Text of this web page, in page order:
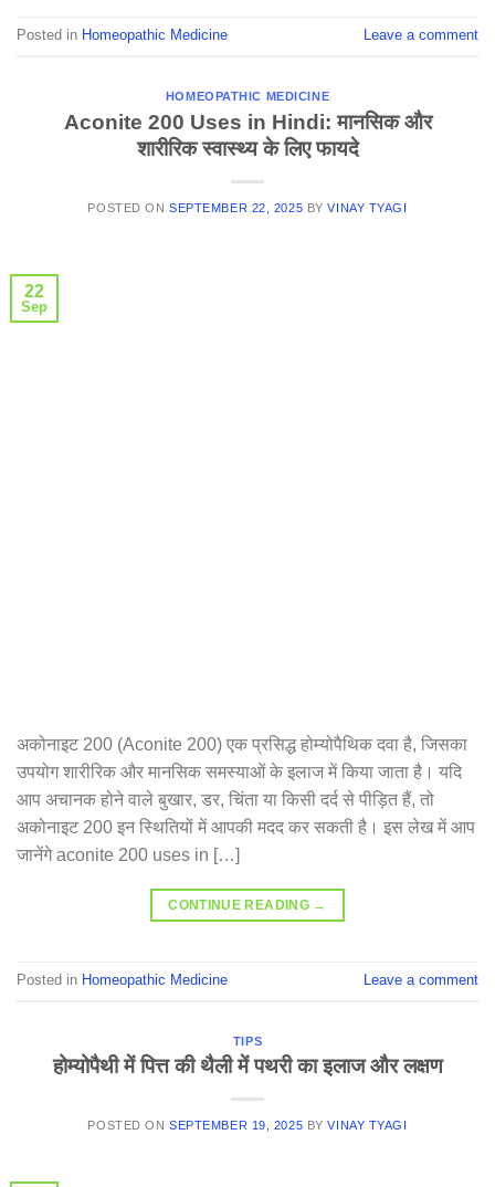
Posted in Homeopathic Medicine Leave a comment
HOMEOPATHIC MEDICINE
Aconite 200 Uses in Hindi: मानसिक और
शारीरिक स्वास्थ्य के लिए फायदे
POSTED ONSEPTEMBER 22, 2025 BYVINAY TYAGI
22
Sep
अकोनाइट 200 (Aconite 200) एक प्रसिद्ध होम्योपैथिक दवा है, जिसका
उपयोग शारीरिक और मानसिक समस्याओं के इलाज में किया जाता है। यदि
आप अचानक होने वाले बुखार, डर, चिंता या किसी दर्द से पीड़ित हैं, तो
अकोनाइट 200 इन स्थितियों में आपकी मदद कर सकती है। इस लेख में आप
जानेंगे aconite 200 uses in […]
CONTINUE READING →
Posted in Homeopathic Medicine Leave a comment
TIPS
होम्योपैथी में पित्त की थैली में पथरी का इलाज और लक्षण
POSTED ONSEPTEMBER 19, 2025 BYVINAY TYAGI